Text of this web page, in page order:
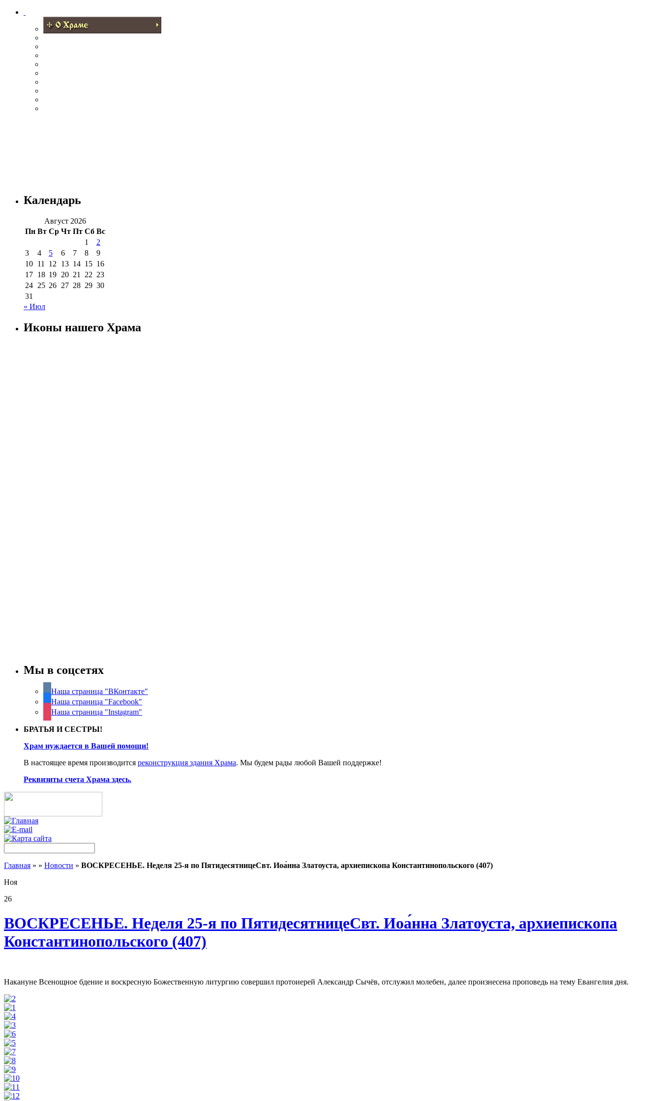
Календарь
Август 2026
Пн Вт Ср Чт Пт Сб Вс
1
2
3
4 5 6 7 8
9
10 11 12 13 14 15 16
17 18 19 20 21 22 23
24 25 26 27 28 29 30
31
« Июл
Иконы нашего Храма
Мы в соцсетях
Наша страница "ВКонтакте"
Наша страница "Facebook"
Наша страница "Instagram"
БРАТЬЯ И СЕСТРЫ!
Храм нуждается в Вашей помощи!
В настоящее время производится реконструкция здания Храма. Мы будем рады любой Вашей поддержке!
Реквизиты счета Храма здесь.
Главная » » Новости » ВОСКРЕСЕНЬЕ. Неделя 25-я по ПятидесятницеСвт. Иоа́нна Златоуста, архиепископа Константинопольского (407)
Ноя
26
ВОСКРЕСЕНЬЕ. Неделя 25-я по ПятидесятницеСвт. Иоа́нна Златоуста, архиепископа
Константинопольского (407)
Накануне Всенощное бдение и воскресную Божественную литургию совершил протоиерей Александр Сычёв, отслужил молебен, далее произнесена проповедь на тему Евангелия дня.